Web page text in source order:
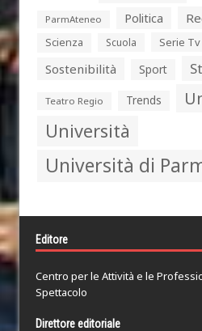
ParmAteneo Politica
Scienza
Scuola Serie Tv
Sostenibilità Sport
Teatro Regio Trends
Università
Università di
Editore
Centro per le Attività e le
Spettacolo
Direttore editoriale